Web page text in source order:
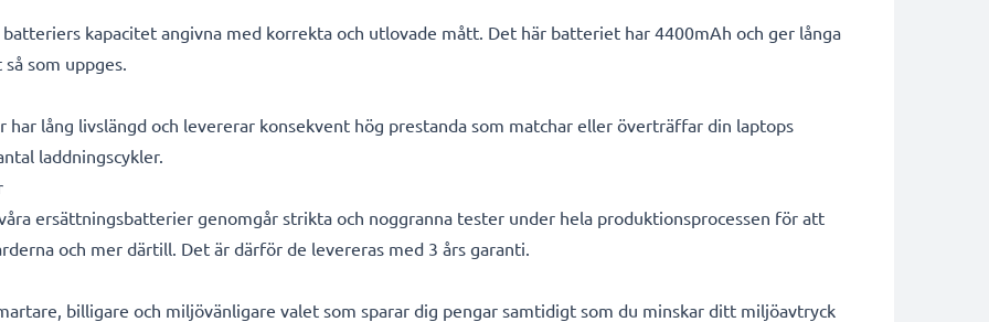
kapacitet angivna med korrekta och utlovade mått. Det här batteriet har 4400mAh och ger långa
som uppges.
lång livslängd och levererar konsekvent hög prestanda som matchar eller överträffar din laptops
laddningscykler.
ersättningsbatterier genomgår strikta och noggranna tester under hela produktionsprocessen för att
och mer därtill. Det är därför de levereras med 3 års garanti.
billigare och miljövänligare valet som sparar dig pengar samtidigt som du minskar ditt miljöavtryck